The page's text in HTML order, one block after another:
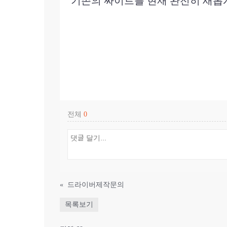
전체 0
« 드라이버제작문의
목록보기